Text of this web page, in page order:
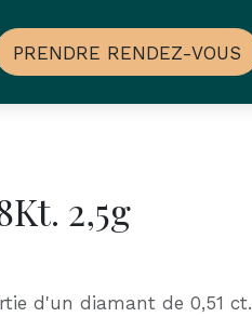
PRENDRE RENDEZ-VOUS
2,5g
d'un diamant de 0,51 ct.